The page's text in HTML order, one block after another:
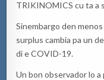
TRIKINOMICS cu ta a
Sinembargo den
surplus cambia pa un
di e COVID-19.
Un bon observador lo a